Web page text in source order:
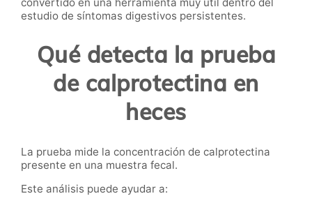
estudio de síntomas digestivos persistentes.
Qué detecta la prueba
de calprotectina en
heces
La prueba mide la concentración de calprotectina
presente en una muestra fecal.
Este análisis puede ayudar a: